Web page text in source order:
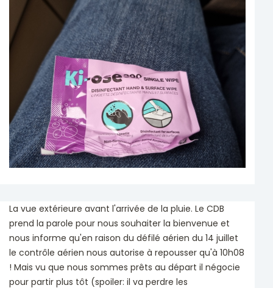
La vue extérieure avant l'arrivée de la pluie. Le CDB
prend la parole pour nous souhaiter la bienvenue et
nous informe qu'en raison du défilé aérien du 14 juillet
le contrôle aérien nous autorise à repousser qu'à 10h08
! Mais vu que nous sommes prêts au départ il négocie
pour partir plus tôt (spoiler: il va perdre les